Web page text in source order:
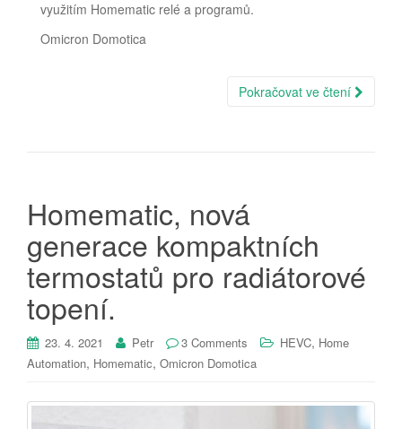
využitím Homematic relé a programů.
Omicron Domotica
Pokračovat ve čtení
Homematic, nová
generace kompaktních
termostatů pro radiátorové
topení.
23. 4. 2021 Petr 3 Comments HEVC, Home
Automation, Homematic, Omicron Domotica